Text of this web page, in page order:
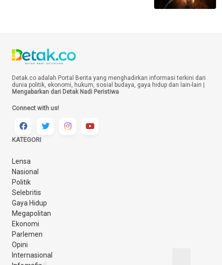
Detak.co adalah Portal Berita yang menghadirkan informasi terkini dari
dunia politik, ekonomi, hukum, sosial budaya, gaya hidup dan lain-lain |
Mengabarkan dari Detak Nadi Peristiwa
Connect with us!
KATEGORI
Lensa
Nasional
Politik
Selebritis
Gaya Hidup
Megapolitan
Ekonomi
Parlemen
Opini
Internasional